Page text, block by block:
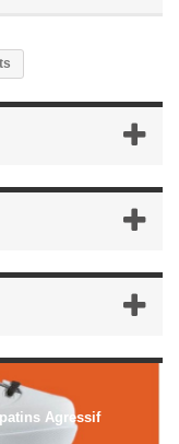
Agressif